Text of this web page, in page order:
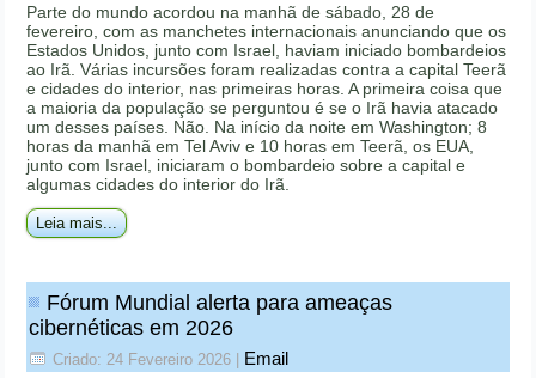
Parte do mundo acordou na manhã de sábado, 28 de
fevereiro, com as manchetes internacionais anunciando que os
Estados Unidos, junto com Israel, haviam iniciado bombardeios
ao Irã. Várias incursões foram realizadas contra a capital Teerã
e cidades do interior, nas primeiras horas. A primeira coisa que
a maioria da população se perguntou é se o Irã havia atacado
um desses países. Não. Na início da noite em Washington; 8
horas da manhã em Tel Aviv e 10 horas em Teerã, os EUA,
junto com Israel, iniciaram o bombardeio sobre a capital e
algumas cidades do interior do Irã.
Leia mais...
Fórum Mundial alerta para ameaças
cibernéticas em 2026
Criado: 24 Fevereiro 2026 Email